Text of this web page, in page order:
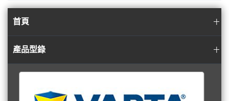
首頁
產品型錄